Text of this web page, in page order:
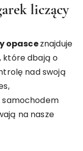
liczący
opasceznajduje
które dbają o
nad swoją
samochodem
na nasze